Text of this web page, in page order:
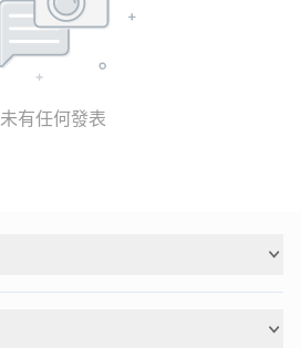
未有任何發表